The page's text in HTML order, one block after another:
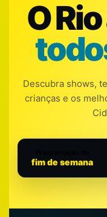
O
Descubra shows,
crianças e os
fim de semana